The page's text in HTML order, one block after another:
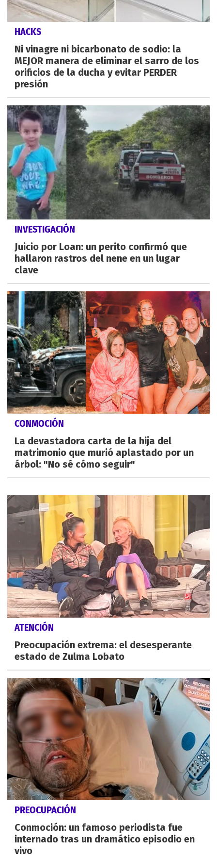
HACKS
Ni vinagre ni bicarbonato de sodio: la
MEJOR manera de eliminar el sarro de los
orificios de la ducha y evitar PERDER
presión
INVESTIGACIÓN
Juicio por Loan: un perito confirmó que
hallaron rastros del nene en un lugar
clave
CONMOCIÓN
La devastadora carta de la hija del
matrimonio que murió aplastado por un
árbol: "No sé cómo seguir"
ATENCIÓN
Preocupación extrema: el desesperante
estado de Zulma Lobato
PREOCUPACIÓN
Conmoción: un famoso periodista fue
internado tras un dramático episodio en
vivo